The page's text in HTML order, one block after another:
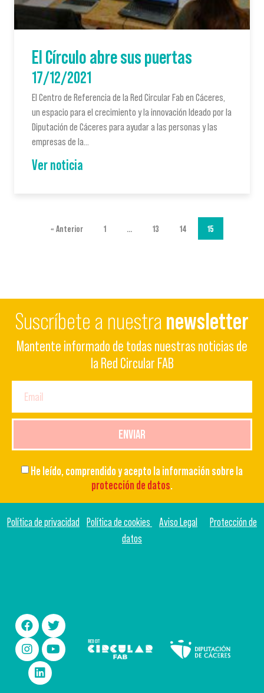
El Círculo abre sus puertas
17/12/2021
El Centro de Referencia de la Red Circular Fab en Cáceres,
un espacio para el crecimiento y la innovación Ideado por la
Diputación de Cáceres para ayudar a las personas y las
empresas de la…
Ver noticia
« Anterior 1 … 13 14 15
Suscríbete a nuestra newsletter
Mantente informado de todas nuestras noticias de
la Red Circular FAB
He leído, comprendido y acepto la información sobre la
protección de datos.
ENVIAR
Política de privacidad Política de cookies Aviso Legal
Protección de
datos